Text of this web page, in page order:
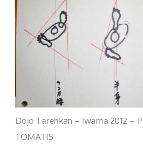
Dojo Tarenkan – Iwama 2012 –
TOMATIS